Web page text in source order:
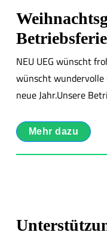
NEU UEG wünscht
wünscht
neue Jahr.Unsere
Mehr dazu